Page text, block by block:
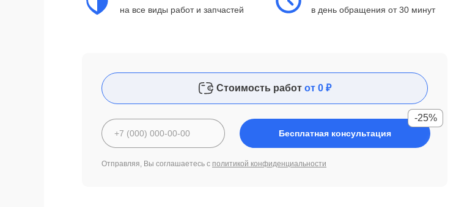
на все виды работ и запчастей в день обращения от 30 минут
Стоимость работ от 0 ₽
Бесплатная консультация
-25%
Отправляя, Вы соглашаетесь с политикой конфиденциальности